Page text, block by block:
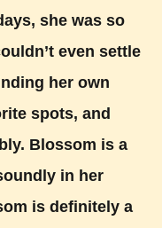
she was so
even settle
her own
spots, and
Blossom is a
in her
is definitely a